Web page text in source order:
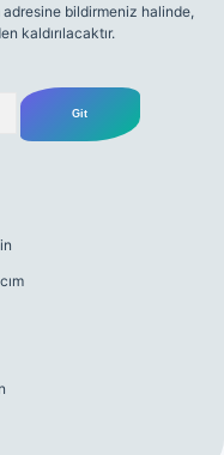
adresine bildirmeniz halinde,
kaldırılacaktır.